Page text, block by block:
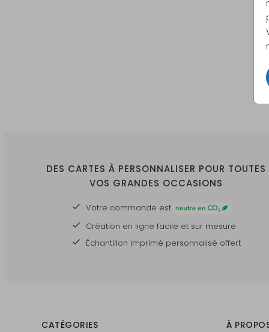
DES CARTES À PERSONNALISER POUR TOUTES
VOS GRANDES OCCASIONS
Votre commande est
Création en ligne facile et sur mesure
Échantillon imprimé personnalisé offert
CATÉGORIES À